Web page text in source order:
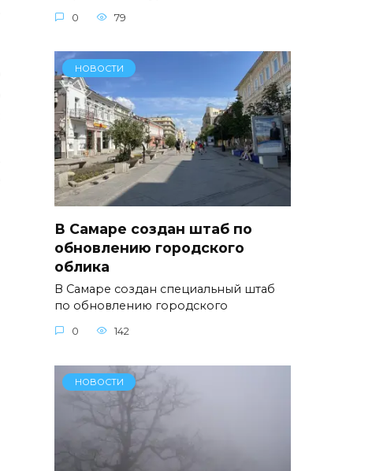
0 79
НОВОСТИ
В Самаре создан штаб по
обновлению городского
облика
В Самаре создан специальный штаб
по обновлению городского
0 142
НОВОСТИ